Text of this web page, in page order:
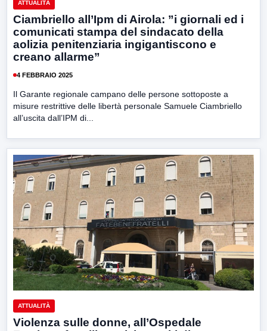
ATTUALITÀ
Ciambriello all’Ipm di Airola: ”i giornali ed i
comunicati stampa del sindacato della
aolizia penitenziaria ingigantiscono e
creano allarme”
4 FEBBRAIO 2025
Il Garante regionale campano delle persone sottoposte a
misure restrittive delle libertà personale Samuele Ciambriello
all’uscita dall’IPM di...
ATTUALITÀ
Violenza sulle donne, all’Ospedale